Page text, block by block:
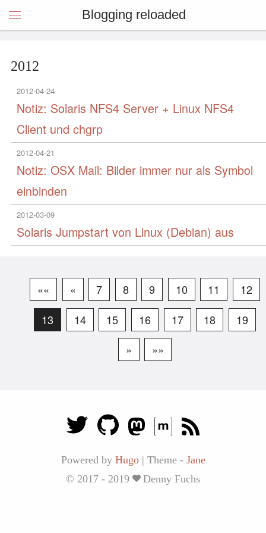
Blogging reloaded
2012
2012-04-24
Notiz: Solaris NFS4 Server + Linux NFS4
Client und chgrp
2012-04-21
Notiz: OSX Mail: Bilder immer nur als Symbol
einbinden
2012-03-09
Solaris Jumpstart von Linux (Debian) aus
«« « 7 8 9 10 11
12
13
14 15 16 17 18
19
»
»»
Powered by Hugo | Theme - Jane
© 2017 - 2019
Denny Fuchs